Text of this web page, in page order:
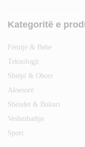
Kategoritë e
Fëmijë & Bebe
Teknologji
Shtëpi & Oborr
Aksesorë
Shëndet & Bukuri
Veshmbathje
Sport